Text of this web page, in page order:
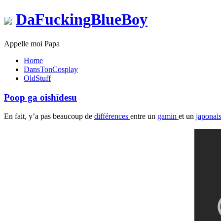
DaFuckingBlueBoy
Appelle moi Papa
Home
DansTonCosplay
OldStuff
Poop ga oishīdesu
En fait, y’a pas beaucoup de différences entre un gamin et un japonais